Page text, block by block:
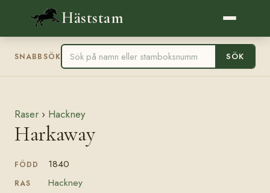
Häststam
SNABBSÖK SÖK
Raser › Hackney
Harkaway
FÖDD 1840
RAS Hackney